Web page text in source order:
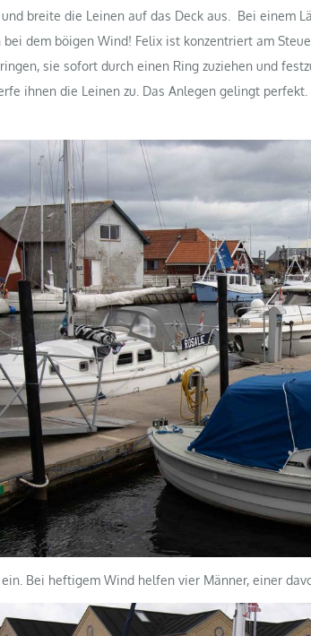
breite die Leinen auf das Deck aus. Bei einem
dem böigen Wind! Felix ist konzentriert am
sie sofort durch einen Ring zuziehen und
ihnen die Leinen zu. Das Anlegen gelingt perfekt.
Bei heftigem Wind helfen vier Männer, einer